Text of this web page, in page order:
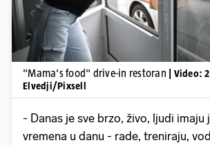
"Mama's food" drive-in restoran
| Video:
Elvedji/Pixsell
- Danas je sve brzo, živo, ljudi imaju
vremena u danu - rade, treniraju,